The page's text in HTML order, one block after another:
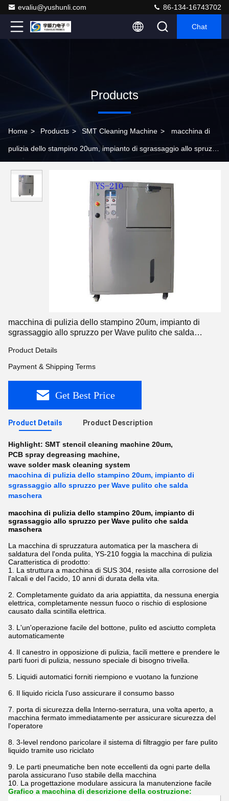
evaliu@yushunli.com 86-134-16743702
Chat
Products
Home > Products > SMT Cleaning Machine > macchina di
pulizia dello stampino 20um, impianto di sgrassaggio allo spruzzo
macchina di pulizia dello stampino 20um, impianto di
sgrassaggio allo spruzzo per Wave pulito che salda
Product Details
Payment & Shipping Terms
Get Best Price
Product Details Product Description
Highlight: SMT stencil cleaning machine 20um,
PCB spray degreasing machine,
wave solder mask cleaning system
macchina di pulizia dello stampino 20um, impianto di
sgrassaggio allo spruzzo per Wave pulito che salda
maschera
macchina di pulizia dello stampino 20um, impianto di
sgrassaggio allo spruzzo per Wave pulito che salda
maschera
La macchina di spruzzatura automatica per la maschera di
saldatura del l'onda pulita, YS-210 foggia la macchina di pulizia
Caratteristica di prodotto:
1. La struttura a macchina di SUS 304, resiste alla corrosione del
l'alcali e del l'acido, 10 anni di durata della vita.
2. Completamente guidato da aria appiattita, da nessuna energia
elettrica, completamente nessun fuoco o rischio di esplosione
causato dalla scintilla elettrica.
3. L'un'operazione facile del bottone, pulito ed asciutto completa
automaticamente
4. Il canestro in opposizione di pulizia, facili mettere e prendere le
parti fuori di pulizia, nessuno speciale di bisogno trivella.
5. Liquidi automatici forniti riempiono e vuotano la funzione
6. Il liquido ricicla l'uso assicurare il consumo basso
7. porta di sicurezza della Interno-serratura, una volta aperto, a
macchina fermato immediatamente per assicurare sicurezza del
l'operatore
8. 3-level rendono paricolare il sistema di filtraggio per fare pulito
liquido tramite uso riciclato
9. Le parti pneumatiche ben note eccellenti da ogni parte della
parola assicurano l'uso stabile della macchina
10. La progettazione modulare assicura la manutenzione facile
Grafico a macchina di descrizione della costruzione: